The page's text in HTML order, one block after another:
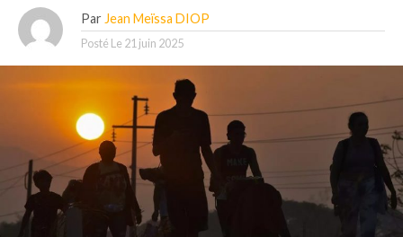
Par Jean Meïssa DIOP
Posté Le 21 juin 2025